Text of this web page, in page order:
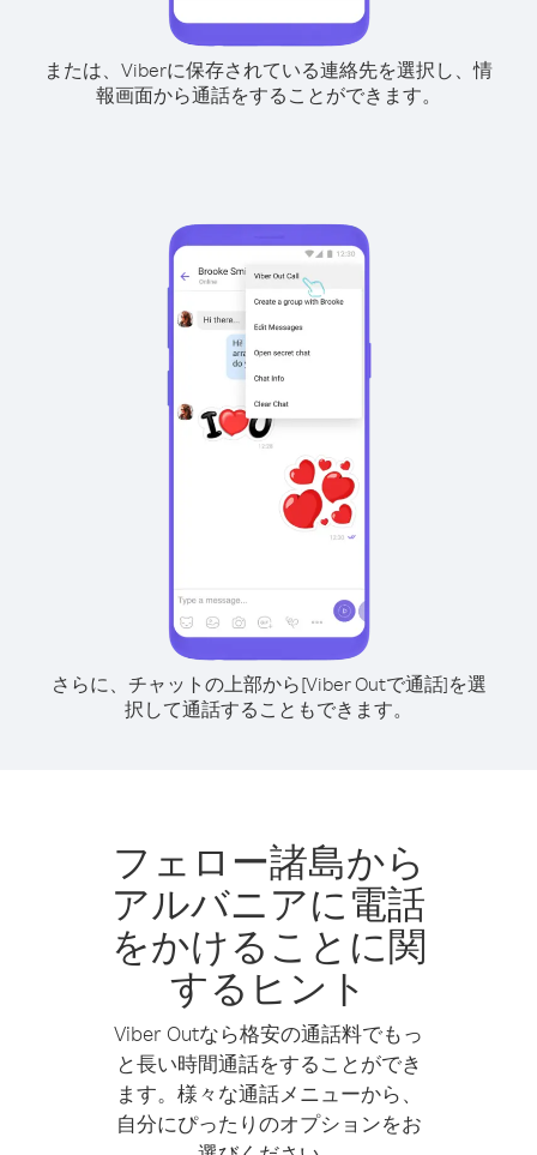
または、Viberに保存されている連絡先を選択し、情
報画面から通話をすることができます。
さらに、チャットの上部から[Viber Outで通話]を選
択して通話することもできます。
フェロー諸島から
アルバニアに電話
をかけることに関
するヒント
Viber Outなら格安の通話料でもっ
と長い時間通話をすることができ
ます。様々な通話メニューから、
自分にぴったりのオプションをお